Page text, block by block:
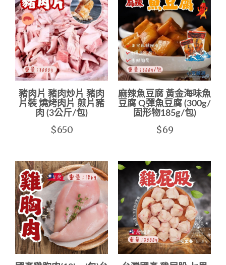
豬肉片 豬肉炒片 豬肉
片裝 燒烤肉片 煎片豬
肉 (3公斤/包)
$650
麻辣魚豆腐 黃金海味魚
豆腐 Q彈魚豆腐 (300g/
固形物185g/包)
$69